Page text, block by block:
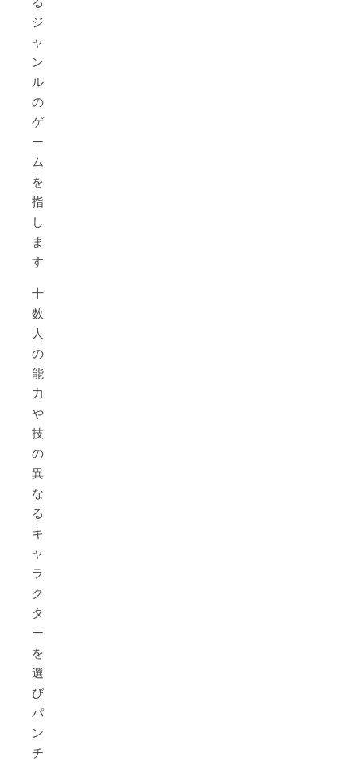
ジ
ャ
ン
ル
の
ゲ
ー
ム
を
指
し
ま
す。
十
数
人
の
能
力
や
技
の
異
な
る
キ
ャ
ラ
ク
タ
ー
を
選
び、
パ
ン
チ